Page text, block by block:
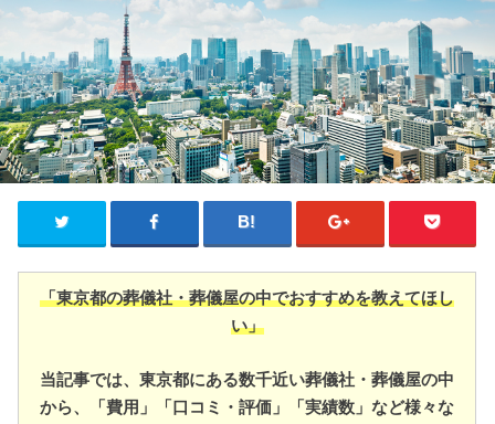
「東京都の葬儀社・葬儀屋の中でおすすめを教えてほし
い」
当記事では、東京都にある数千近い葬儀社・葬儀屋の中
から、「費用」「口コミ・評価」「実績数」など様々な